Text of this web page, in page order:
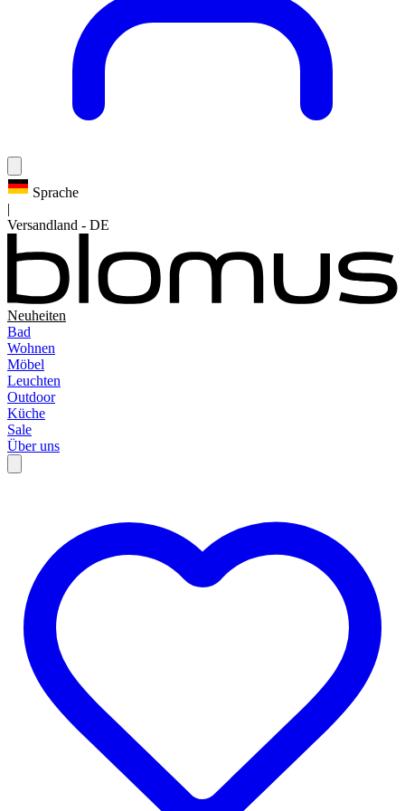
Sprache
|
Versandland - DE
Neuheiten
Bad
Wohnen
Möbel
Leuchten
Outdoor
Küche
Sale
Über uns